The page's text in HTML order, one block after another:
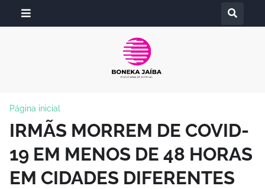
Página inicial
IRMÃS MORREM DE COVID-
19 EM MENOS DE 48 HORAS
EM CIDADES DIFERENTES